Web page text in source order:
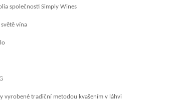
společnosti Simply Wines
vína
vyrobené tradiční metodou kvašením v láhvi